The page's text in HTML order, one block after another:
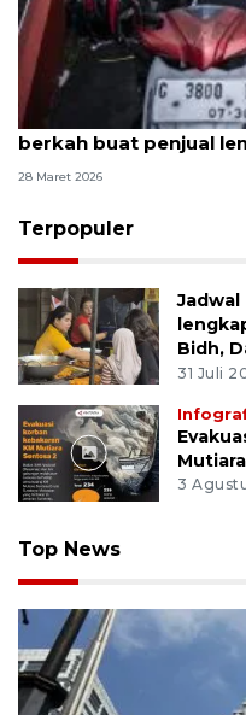
Kedatangan para
berkah buat penjual
28 Maret 2026
Terpopuler
Jadwal
Bidh,
31 Juli
3
Top News